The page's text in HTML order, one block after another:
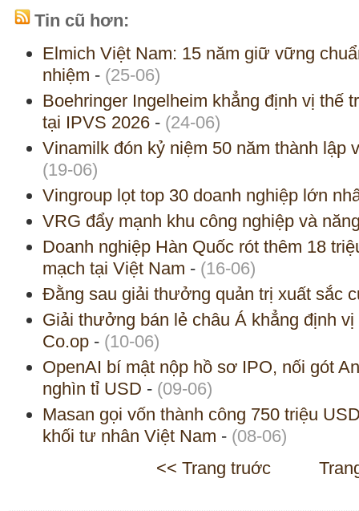
Tin cũ hơn:
Elmich Việt Nam: 15 năm giữ vững
nhiệm - (25-06)
Boehringer Ingelheim khẳng định vị thế
tại IPVS 2026 - (24-06)
Vinamilk đón kỷ niệm 50 năm thành lập
(19-06)
Vingroup lọt top 30 doanh nghiệp lớn
VRG đẩy mạnh khu công nghiệp và
Doanh nghiệp Hàn Quốc rót thêm 18
mạch tại Việt Nam - (16-06)
Đằng sau giải thưởng quản trị xuất sắc
Giải thưởng bán lẻ châu Á khẳng định
Co.op - (10-06)
OpenAI bí mật nộp hồ sơ IPO, nối gót
nghìn tỉ USD - (09-06)
Masan gọi vốn thành công 750 triệu
khối tư nhân Việt Nam - (08-06)
<< Trang truớc